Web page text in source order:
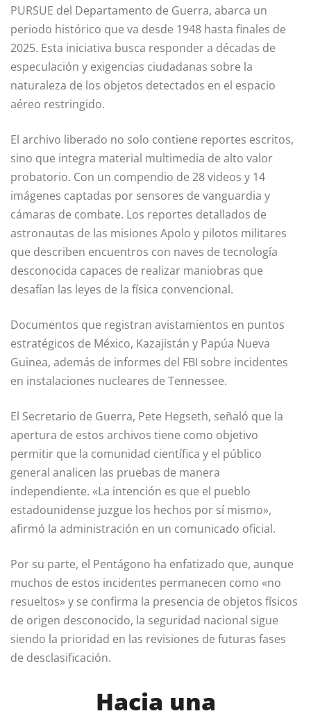
PURSUE del Departamento de Guerra, abarca un
periodo histórico que va desde 1948 hasta finales de
2025. Esta iniciativa busca responder a décadas de
especulación y exigencias ciudadanas sobre la
naturaleza de los objetos detectados en el espacio
aéreo restringido.
El archivo liberado no solo contiene reportes escritos,
sino que integra material multimedia de alto valor
probatorio. Con un compendio de 28 videos y 14
imágenes captadas por sensores de vanguardia y
cámaras de combate. Los reportes detallados de
astronautas de las misiones Apolo y pilotos militares
que describen encuentros con naves de tecnología
desconocida capaces de realizar maniobras que
desafían las leyes de la física convencional.
Documentos que registran avistamientos en puntos
estratégicos de México, Kazajistán y Papúa Nueva
Guinea, además de informes del FBI sobre incidentes
en instalaciones nucleares de Tennessee.
El Secretario de Guerra, Pete Hegseth, señaló que la
apertura de estos archivos tiene como objetivo
permitir que la comunidad científica y el público
general analicen las pruebas de manera
independiente. «La intención es que el pueblo
estadounidense juzgue los hechos por sí mismo»,
afirmó la administración en un comunicado oficial.
Por su parte, el Pentágono ha enfatizado que, aunque
muchos de estos incidentes permanecen como «no
resueltos» y se confirma la presencia de objetos físicos
de origen desconocido, la seguridad nacional sigue
siendo la prioridad en las revisiones de futuras fases
de desclasificación.
Hacia una